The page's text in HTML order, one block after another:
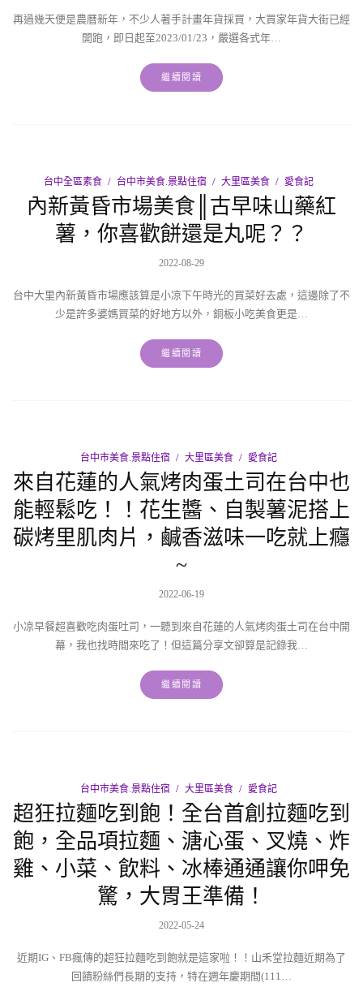
再過幾天便是農曆新年，不少人著手計畫年貨採買，大買家年貨大街已經
開跑，即日起至2023/01/23，嚴選各式年…
繼續閱讀
台中全區素食 台中市美食.景點住宿 大里區美食 愛食記
內新黃昏市場美食║古早味山藥紅
薯，你喜歡餅還是丸呢？？
2022-08-29
台中大里內新黃昏市場應該算是小凉下午時光的買菜好去處，這邊除了不
少是許多婆媽買菜的好地方以外，銅板小吃美食更是…
繼續閱讀
台中市美食.景點住宿 大里區美食 愛食記
來自花蓮的人氣烤肉蛋土司在台中也
能輕鬆吃！！花生醬、自製薯泥搭上
碳烤里肌肉片，鹹香滋味一吃就上癮
~
2022-06-19
小凉早餐超喜歡吃肉蛋吐司，一聽到來自花蓮的人氣烤肉蛋土司在台中開
幕，我也找時間來吃了！但這篇分享文卻算是記錄我…
繼續閱讀
台中市美食.景點住宿 大里區美食 愛食記
超狂拉麵吃到飽！全台首創拉麵吃到
飽，全品項拉麵、溏心蛋、叉燒、炸
雞、小菜、飲料、冰棒通通讓你呷免
驚，大胃王準備！
2022-05-24
近期IG、FB瘋傳的超狂拉麵吃到飽就是這家啦！！山禾堂拉麵近期為了
回饋粉絲們長期的支持，特在週年慶期間(111…